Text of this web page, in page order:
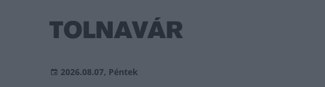
2026.08.07, Péntek